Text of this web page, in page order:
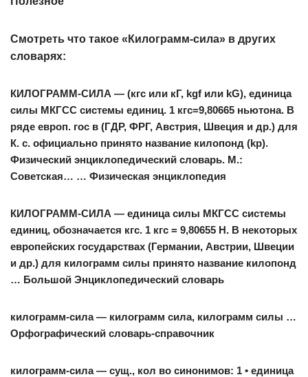
Смотреть что такое «Килограмм-сила» в других
словарях:
КИЛОГРАММ-СИЛА — (кгс или кГ, kgf или kG), единица
силы МКГСС системы единиц. 1 кгс=9,80665 ньютона. В
ряде европ. гос в (ГДР, ФРГ, Австрия, Швеция и др.) для
К. с. официально принято название килопонд (kp).
Физический энциклопедический словарь. М.:
Советская… … Физическая энциклопедия
КИЛОГРАММ-СИЛА — единица силы МКГСС системы
единиц, обозначается кгс. 1 кгс = 9,80655 Н. В некоторых
европейских государствах (Германии, Австрии, Швеции
и др.) для килограмм силы принято название килопонд
… Большой Энциклопедический словарь
килограмм-сила— килограмм сила, килограмм силы …
Орфографический словарь-справочник
килограмм-сила— сущ., кол во синонимов: 1 • единица